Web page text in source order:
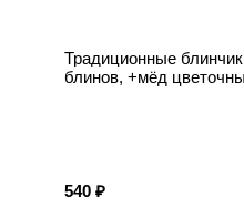
Традиционные
блинов, +мёд
540